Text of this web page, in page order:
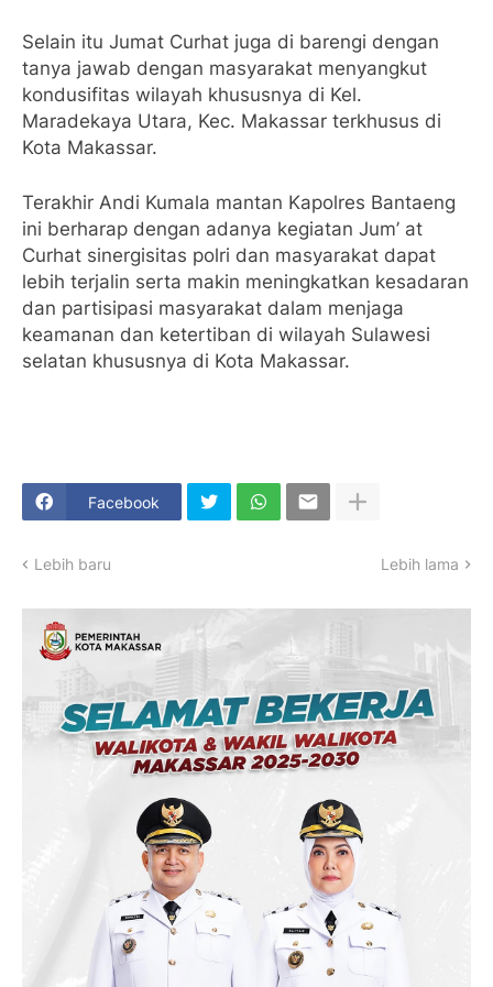
Selain itu Jumat Curhat juga di barengi dengan
tanya jawab dengan masyarakat menyangkut
kondusifitas wilayah khususnya di Kel.
Maradekaya Utara, Kec. Makassar terkhusus di
Kota Makassar.
Terakhir Andi Kumala mantan Kapolres Bantaeng
ini berharap dengan adanya kegiatan Jum’ at
Curhat sinergisitas polri dan masyarakat dapat
lebih terjalin serta makin meningkatkan kesadaran
dan partisipasi masyarakat dalam menjaga
keamanan dan ketertiban di wilayah Sulawesi
selatan khususnya di Kota Makassar.
Facebook
Lebih baru Lebih lama